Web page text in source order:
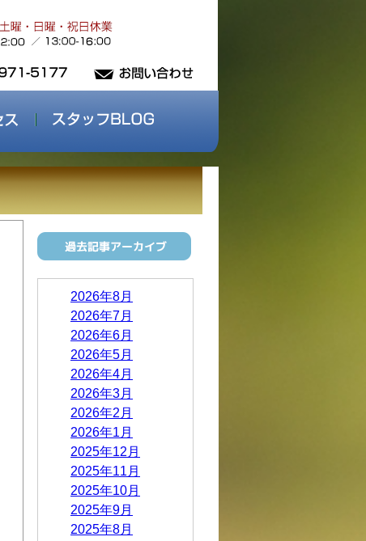
2026年8月
2026年7月
2026年6月
2026年5月
2026年4月
2026年3月
2026年2月
2026年1月
2025年12月
2025年11月
2025年10月
2025年9月
2025年8月